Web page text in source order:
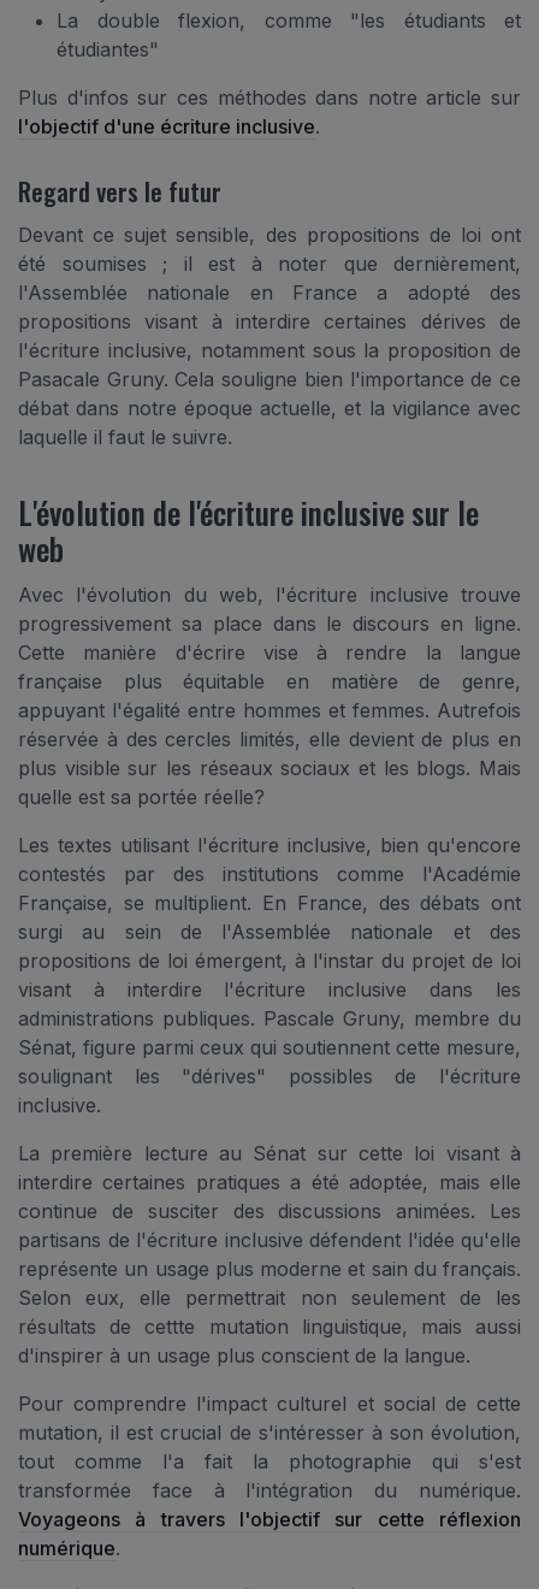
La double flexion, comme "les étudiants et
étudiantes"
Plus d'infos sur ces méthodes dans notre article sur
l'objectif d'une écriture inclusive.
Regard vers le futur
Devant ce sujet sensible, des propositions de loi ont
été soumises ; il est à noter que dernièrement,
l'Assemblée nationale en France a adopté des
propositions visant à interdire certaines dérives de
l'écriture inclusive, notamment sous la proposition de
Pasacale Gruny. Cela souligne bien l'importance de ce
débat dans notre époque actuelle, et la vigilance avec
laquelle il faut le suivre.
L'évolution de l'écriture inclusive sur le
web
Avec l'évolution du web, l'écriture inclusive trouve
progressivement sa place dans le discours en ligne.
Cette manière d'écrire vise à rendre la langue
française plus équitable en matière de genre,
appuyant l'égalité entre hommes et femmes. Autrefois
réservée à des cercles limités, elle devient de plus en
plus visible sur les réseaux sociaux et les blogs. Mais
quelle est sa portée réelle?
Les textes utilisant l'écriture inclusive, bien qu'encore
contestés par des institutions comme l'Académie
Française, se multiplient. En France, des débats ont
surgi au sein de l'Assemblée nationale et des
propositions de loi émergent, à l'instar du projet de loi
visant à interdire l'écriture inclusive dans les
administrations publiques. Pascale Gruny, membre du
Sénat, figure parmi ceux qui soutiennent cette mesure,
soulignant les "dérives" possibles de l'écriture
inclusive.
La première lecture au Sénat sur cette loi visant à
interdire certaines pratiques a été adoptée, mais elle
continue de susciter des discussions animées. Les
partisans de l'écriture inclusive défendent l'idée qu'elle
représente un usage plus moderne et sain du français.
Selon eux, elle permettrait non seulement de les
résultats de cettte mutation linguistique, mais aussi
d'inspirer à un usage plus conscient de la langue.
Pour comprendre l'impact culturel et social de cette
mutation, il est crucial de s'intéresser à son évolution,
tout comme l'a fait la photographie qui s'est
transformée face à l'intégration du numérique.
Voyageons à travers l'objectif sur cette réflexion
numérique.